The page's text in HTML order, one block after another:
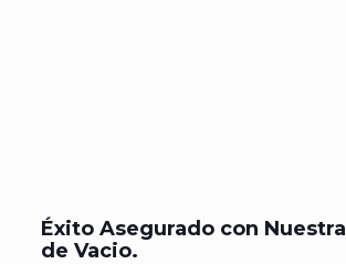
Éxito Asegurado con Nuestra
de Vacio.